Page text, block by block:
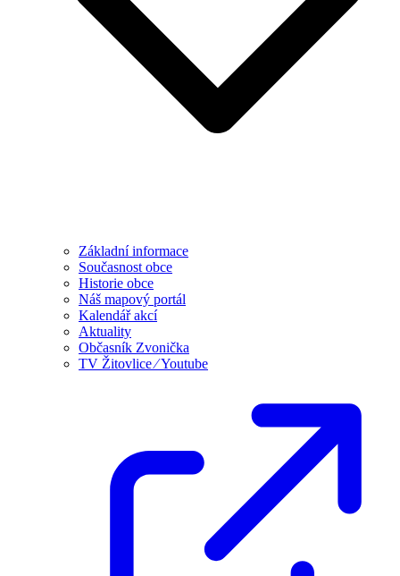
Základní informace
Současnost obce
Historie obce
Náš mapový portál
Kalendář akcí
Aktuality
Občasník Zvonička
TV Žitovlice ⁄ Youtube